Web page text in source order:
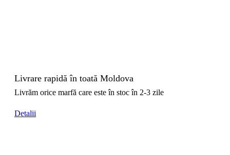
Livrare rapidă în toată Moldova
Livrăm orice marfă care este în stoc în 2-3 zile
Detalii